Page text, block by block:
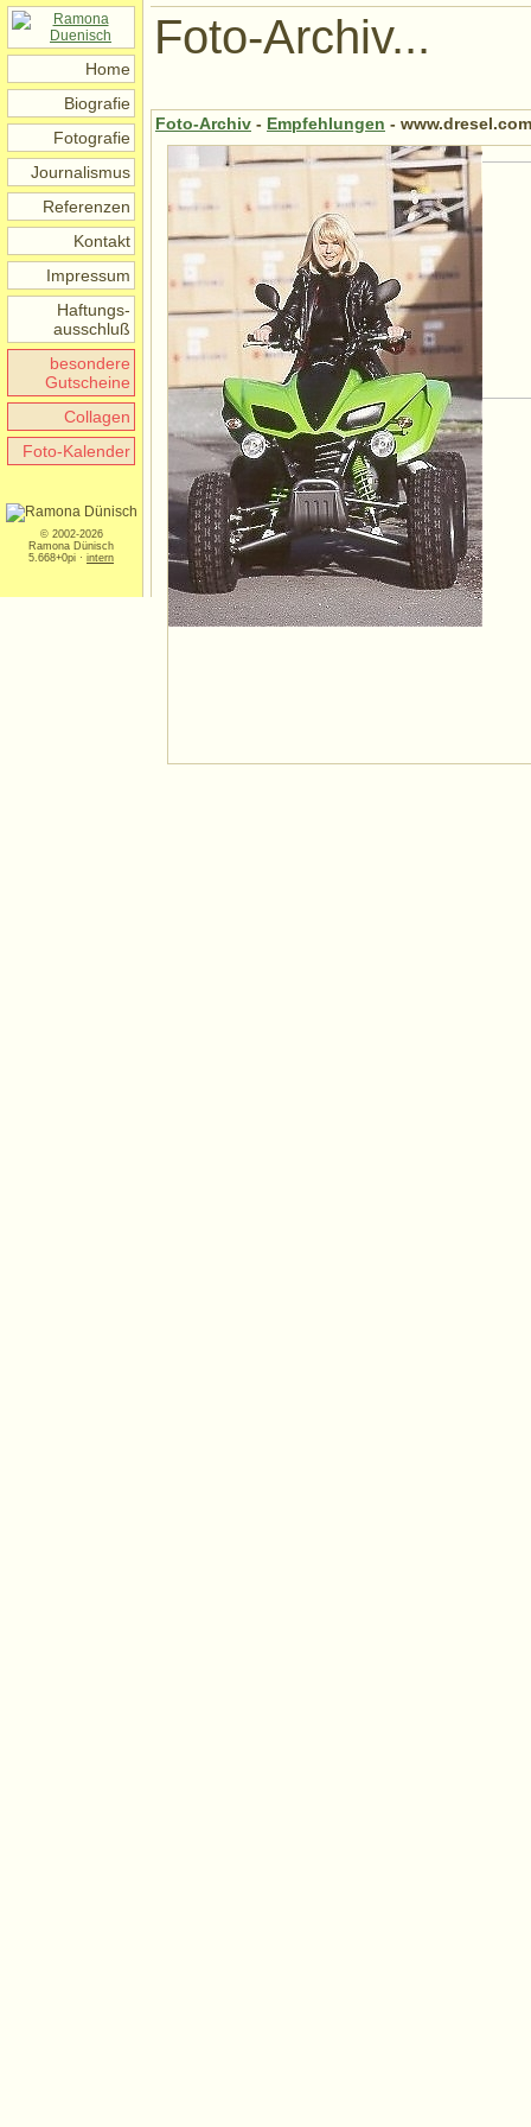
Home
Biografie
Fotografie
Journalismus
Referenzen
Kontakt
Impressum
Haftungs-
ausschluß
besondere
Gutscheine
Collagen
Foto-Kalender
© 2002-2026
Ramona Dünisch
5.668+0pi · intern
Foto-Archiv...
Foto-Archiv - Empfehlungen -